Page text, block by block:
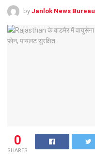
by Janlok News Bureau
0
SHARES